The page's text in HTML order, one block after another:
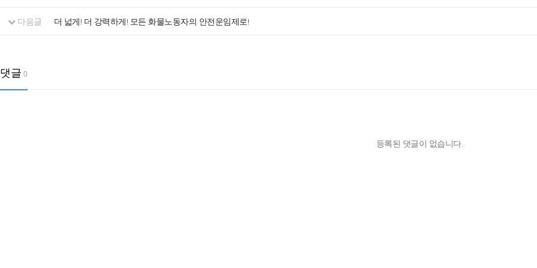
다음글 더 넓게! 더 강력하게! 모든 화물노동자의 안전운임제로!
댓글 0
등록된 댓글이 없습니다.